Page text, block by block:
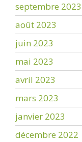
septembre 2023
août 2023
juin 2023
mai 2023
avril 2023
mars 2023
janvier 2023
décembre 2022